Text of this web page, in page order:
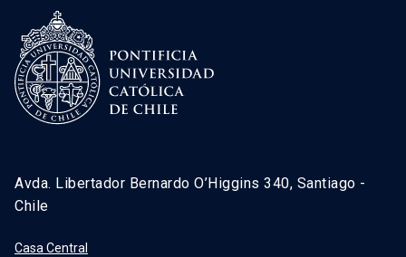
Avda. Libertador Bernardo O’Higgins 340, Santiago -
Chile
Casa Central